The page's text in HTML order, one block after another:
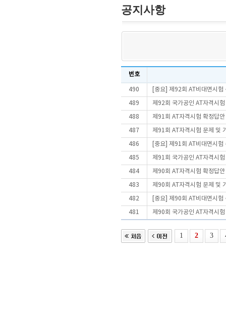
공지사항
번호
490 [중요] 제92회 AT비대면시험
489 제92회 국가공인 AT자격시
488 제91회 AT자격시험 확정답
487 제91회 AT자격시험 문제 및
486 [중요] 제91회 AT비대면시험
485 제91회 국가공인 AT자격시
484 제90회 AT자격시험 확정답
483 제90회 AT자격시험 문제 및
482 [중요] 제90회 AT비대면시험
481 제90회 국가공인 AT자격시
1 2 3